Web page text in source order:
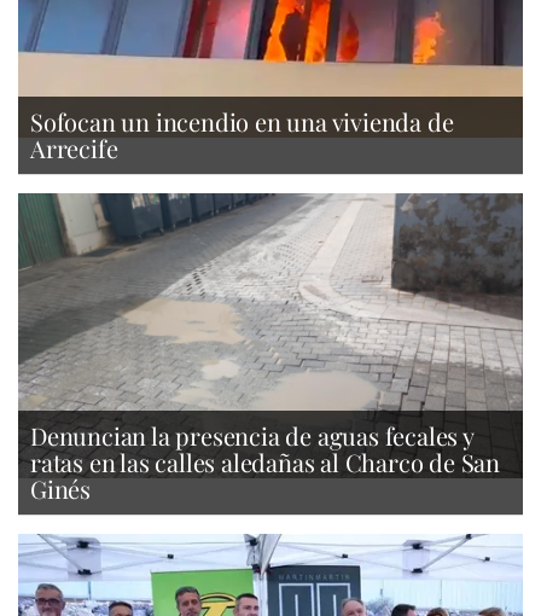
Sofocan un incendio en una vivienda de
Arrecife
Denuncian la presencia de aguas fecales y
ratas en las calles aledañas al Charco de San
Ginés